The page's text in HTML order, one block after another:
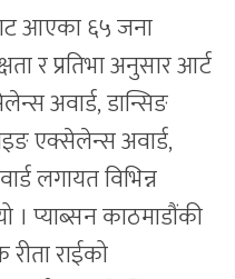
आएका ६५ जना
र प्रतिभा अनुसार आर्ट
अवार्ड, डान्सिङ
एक्सेलेन्स अवार्ड,
लगायत विभिन्न
। प्याब्सन काठमाडौंकी
राईको